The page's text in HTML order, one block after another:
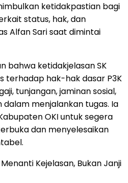
ketidakpastian bagi
status, hak, dan
Alfan Sari saat dimintai
bahwa ketidakjelasan SK
terhadap hak-hak dasar P3K
tunjangan, jaminan sosial,
menjalankan tugas. Ia
OKI untuk segera
dan menyelesaikan
Kejelasan, Bukan Janji